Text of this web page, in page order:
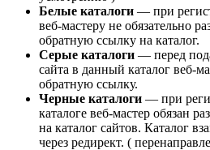
Белые каталоги — при
веб-мастеру не обязательно
обратную ссылку на каталог.
Серые каталоги — перед
сайта в данный каталог веб-
обратную ссылку.
Черные каталоги — при
каталоге веб-мастер обязан
на каталог сайтов. Каталог
через редирект. (